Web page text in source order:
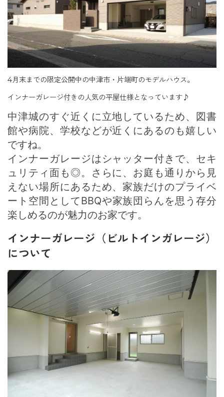
4月末までの限定公開中の中津市・片端町のモデルハウス。
インナーガレージ付きの人気の平屋仕様となっています♪
中津城のすぐ近くに立地しているため、図書
館や病院、学校などが近くにあるのも嬉しい
ですね。
インナーガレージはシャッター付きで、セキ
ュリティ面も◎。さらに、お庭も通りから見
えない場所にあるため、家族だけのプライベ
ート空間としてBBQや家族団らんを思う存分
楽しめるのが魅力のお家です。
インナーガレージ（ビルトインガレージ）
について